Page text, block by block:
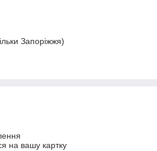
Запоріжжя)
на вашу картку